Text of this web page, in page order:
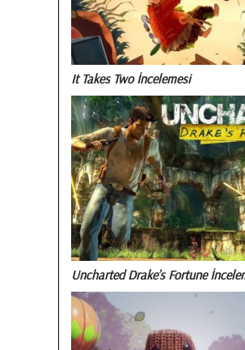
It Takes Two İncelemesi
Uncharted Drake’s Fortune